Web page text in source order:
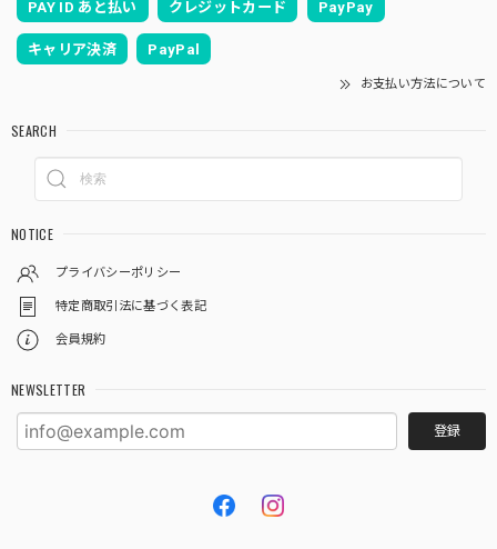
PAY ID あと払い クレジットカード PayPay
キャリア決済 PayPal
お支払い方法について
SEARCH
NOTICE
プライバシーポリシー
特定商取引法に基づく表記
会員規約
NEWSLETTER
登録